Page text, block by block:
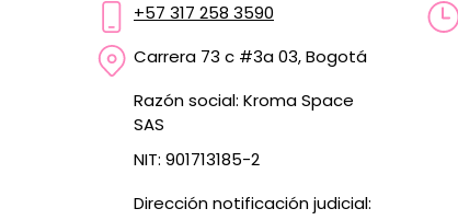
+57 317 258 3590
Carrera 73 c #3a 03, Bogotá
Razón social: Kroma Space
SAS
NIT: 901713185-2
Dirección notificación judicial: